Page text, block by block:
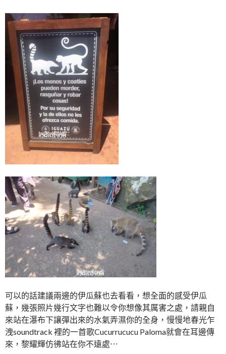
可以的話建議兩邊的伊瓜蘇也去看看，想全面的感受伊瓜
蘇，幾張照片幾行文字也難以令你想像其厲害之處，請親自
來站在瀑布下讓彈出來的水氣弄濕你的全身，慢慢地春光乍
洩soundtrack 裡的一首歌Cucurrucucu Paloma就會在耳邊傳
來，黎耀輝仿彿站在你不遠處⋯